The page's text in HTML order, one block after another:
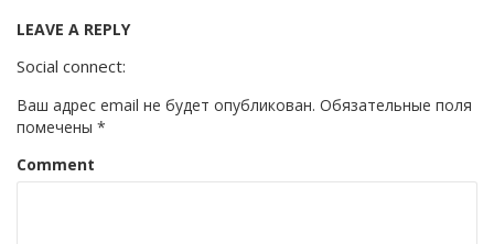
LEAVE A REPLY
Social connect:
Ваш адрес email не будет опубликован. Обязательные поля
помечены *
Comment